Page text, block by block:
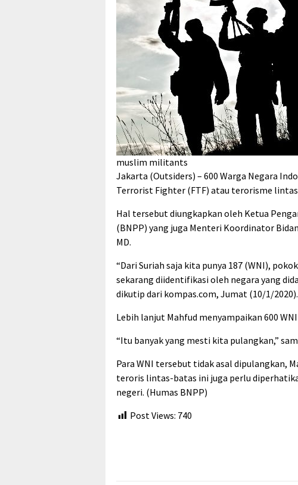
muslim militants
Jakarta (Outsiders) – 600 Warga Negara
Terrorist Fighter (FTF) atau terorisme
Hal tersebut diungkapkan oleh Ketua
(BNPP) yang juga Menteri Koordinator
MD.
“Dari Suriah saja kita punya 187 (WNI),
sekarang diidentifikasi oleh negara yang
dikutip dari kompas.com, Jumat (10/1/2020).
Lebih lanjut Mahfud menyampaikan 600
“Itu banyak yang mesti kita pulangkan,”
Para WNI tersebut tidak asal dipulangkan,
teroris lintas-batas ini juga perlu
negeri. (Humas BNPP)
Post Views: 740